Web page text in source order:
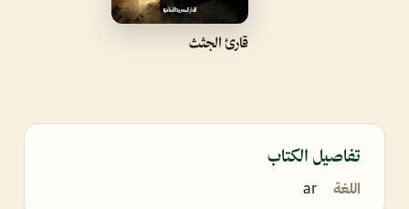
قارئ الجثث
تفاصيل الكتاب
اللغة ar